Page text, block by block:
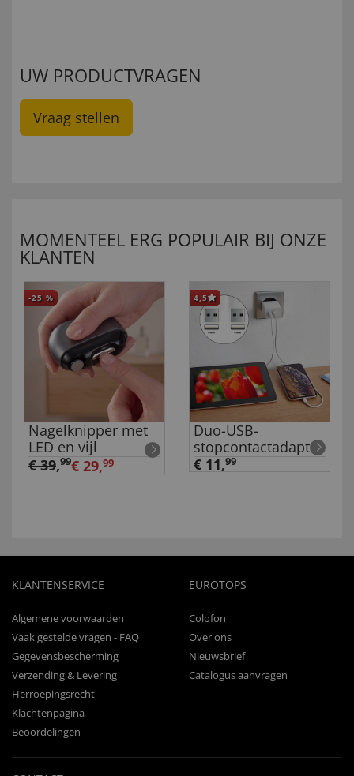
UW PRODUCTVRAGEN
Vraag stellen
MOMENTEEL ERG POPULAIR BIJ ONZE
KLANTEN
-25 %
Nagelknipper met
LED en vijl
€ 39,99€ 29,99
4,5
Duo-USB-
stopcontactadapter
€ 11,99
KLANTENSERVICE
Algemene voorwaarden
Vaak gestelde vragen - FAQ
Gegevensbescherming
Verzending & Levering
Herroepingsrecht
Klachtenpagina
Beoordelingen
EUROTOPS
Colofon
Over ons
Nieuwsbrief
Catalogus aanvragen